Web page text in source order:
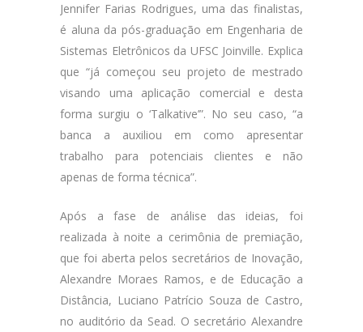
Jennifer Farias Rodrigues, uma das finalistas,
é aluna da pós-graduação em Engenharia de
Sistemas Eletrônicos da UFSC Joinville. Explica
que “já começou seu projeto de mestrado
visando uma aplicação comercial e desta
forma surgiu o ‘Talkative’”. No seu caso, “a
banca a auxiliou em como apresentar
trabalho para potenciais clientes e não
apenas de forma técnica”.
Após a fase de análise das ideias, foi
realizada à noite a cerimônia de premiação,
que foi aberta pelos secretários de Inovação,
Alexandre Moraes Ramos, e de Educação a
Distância, Luciano Patrício Souza de Castro,
no auditório da Sead. O secretário Alexandre